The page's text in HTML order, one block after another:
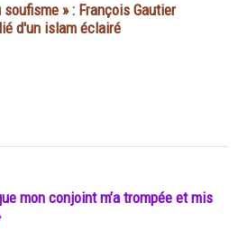
» : François Gautier
d'un islam éclairé
mon conjoint m’a trompée et mis